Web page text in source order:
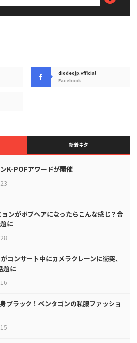
diodeojp.official
Facebook
新着ネタ
K-POPアワードが開催
ンがボブヘアになったらこんな感じ？合
に
コンサート中にカメラクレーンに衝突、
題に
ブラック！ペンタゴンの私服ファッショ